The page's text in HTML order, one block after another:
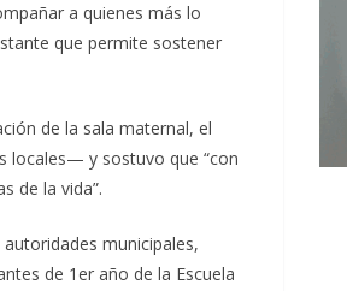
a quienes más lo
que permite sostener
de la sala maternal, el
locales— y sostuvo que “con
de la vida”.
municipales,
de 1er año de la Escuela